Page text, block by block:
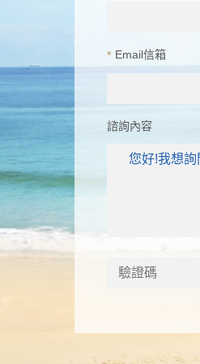
* Email信箱
諮詢內容